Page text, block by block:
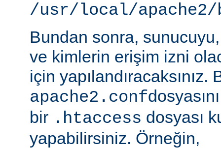
/usr/local/apache2/
Bundan sonra,
ve kimlerin erişim izni
için yapılandıracaksınız.
apache2.conf
bir .htaccess dosyası
yapabilirsiniz. Örneğin,